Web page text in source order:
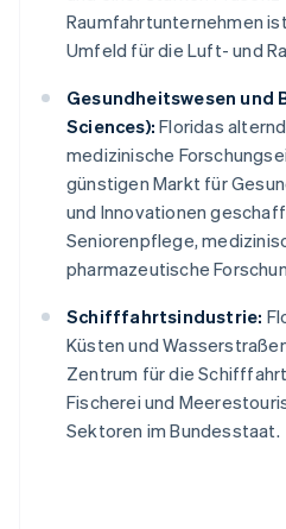
Raumfahrtunternehmen
Umfeld für die Luft- und
Gesundheitswesen und
Sciences): Floridas
medizinische
günstigen Markt für
und Innovationen
Seniorenpflege,
pharmazeutische
Schifffahrtsindustrie:
Küsten und
Zentrum für die
Fischerei und
Sektoren im Bundesstaat.